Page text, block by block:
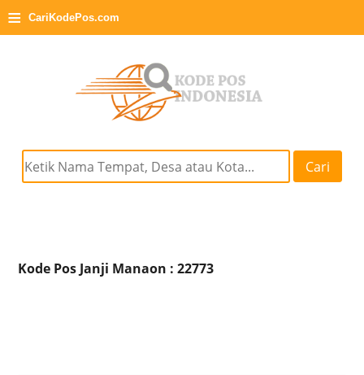
≡ CariKodePos.com
Cari
Kode Pos Janji Manaon : 22773